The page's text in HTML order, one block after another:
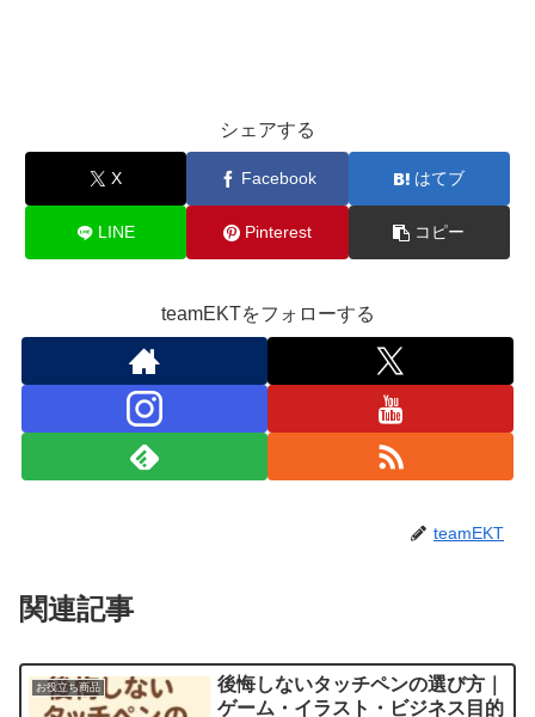
シェアする
X Facebook はてブ
LINE Pinterest コピー
teamEKTをフォローする
teamEKT
関連記事
お役立ち商品
後悔しないタッチペンの選び方｜
ゲーム・イラスト・ビジネス目的